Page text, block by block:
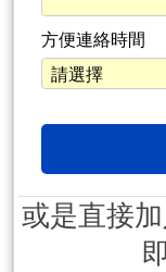
方便連絡時間
或是直接